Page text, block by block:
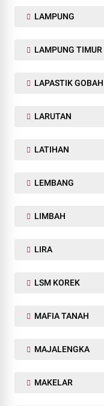
LAMPUNG
LAMPUNG TIMUR
LAPASTIK GOBAH
LARUTAN
LATIHAN
LEMBANG
LIMBAH
LIRA
LSM KOREK
MAFIA TANAH
MAJALENGKA
MAKELAR